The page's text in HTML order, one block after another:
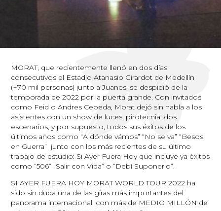
MORAT, que recientemente llenó en dos días
consecutivos el Estadio Atanasio Girardot de Medellín
(+70 mil personas) junto a Juanes, se despidió de la
temporada de 2022 por la puerta grande. Con invitados
como Feid o Andres Cepeda, Morat dejó sin habla a los
asistentes con un show de luces, pirotecnia, dos
escenarios, y por supuesto, todos sus éxitos de los
últimos años como “A dónde vámos” “No se va” “Besos
en Guerra” junto con los más recientes de su último
trabajo de estudio: Si Ayer Fuera Hoy que incluye ya éxitos
como “506” “Salir con Vida” o “Debí Suponerlo”.
SI AYER FUERA HOY MORAT WORLD TOUR 2022 ha
sido sin duda una de las giras más importantes del
panorama internacional, con más de MEDIO MILLÓN de